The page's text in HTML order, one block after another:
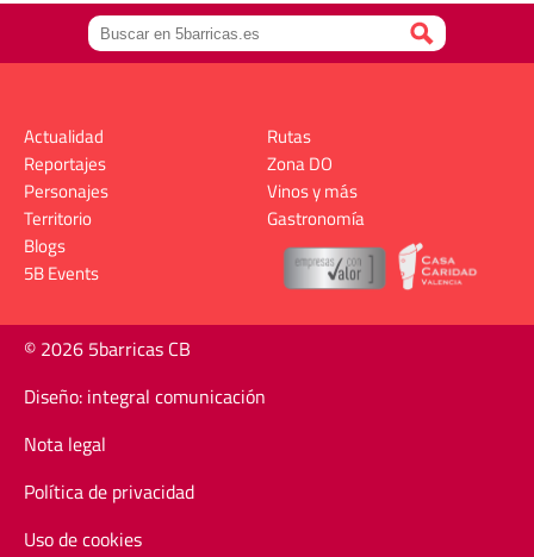
Actualidad
Reportajes
Personajes
Territorio
Rutas
Zona DO
Vinos y más
Gastronomía
Blogs
5B Events
© 2026 5barricas CB
Diseño: integral comunicación
Nota legal
Política de privacidad
Uso de cookies